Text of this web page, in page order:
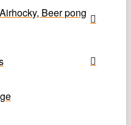
Beer pong